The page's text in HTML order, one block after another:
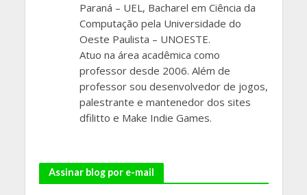
Paraná – UEL, Bacharel em Ciência da
Computação pela Universidade do
Oeste Paulista – UNOESTE.
Atuo na área acadêmica como
professor desde 2006. Além de
professor sou desenvolvedor de jogos,
palestrante e mantenedor dos sites
dfilitto e Make Indie Games.
Assinar blog por e-mail